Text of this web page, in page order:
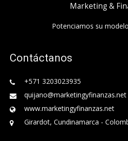
Marketing &
Potenciamos su
Contáctanos
+571 3203023935
quijano@marketingyfinanzas.net
www.marketingyfinanzas.net
Girardot, Cundinamarca -